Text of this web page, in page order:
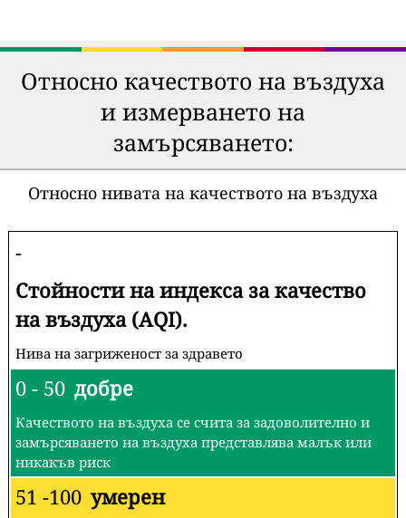
Относно качеството на въздуха
и измерването на
замърсяването:
Относно нивата на качеството на въздуха
-
Стойности на индекса за качество
на въздуха (AQI).
Нива на загриженост за здравето
0 - 50 добре
Качеството на въздуха се счита за задоволително и
замърсяването на въздуха представлява малък или
никакъв риск
51 -100 умерен